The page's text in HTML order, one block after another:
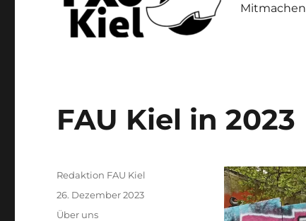
Mitmachen
FAU Kiel in 2023
Autor
Redaktion FAU Kiel
Veröffentlicht
am
26. Dezember 2023
Kategorien
Über uns